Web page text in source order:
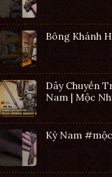
Bông Khánh
Dây Chuyền
Nam | Mộc
Kỳ Nam